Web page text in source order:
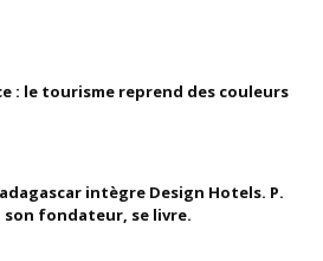
: le tourisme reprend des couleurs
intègre Design Hotels. P.
son fondateur, se livre.